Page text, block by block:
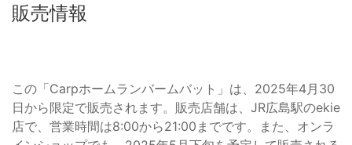
販売情報
この「Carpホームランバームバット」は、2025年4月30
日から限定で販売されます。販売店舗は、JR広島駅のekie
店で、営業時間は8:00から21:00までです。また、オンラ